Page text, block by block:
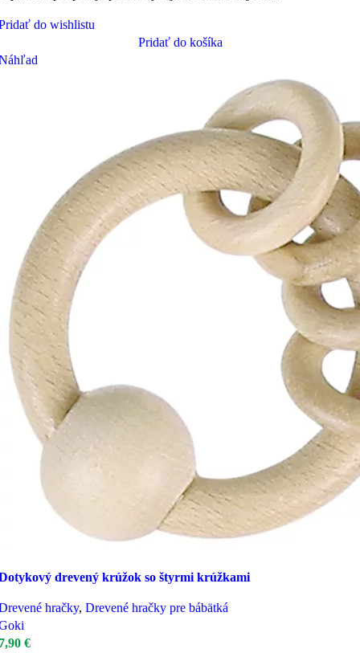
do wishlistu
Pridať do košíka
drevený krúžok so štyrmi krúžkami
hračky, Drevené hračky pre bábätká
€